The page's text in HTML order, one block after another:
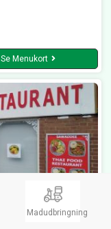
Se Menukort
Madudbringning